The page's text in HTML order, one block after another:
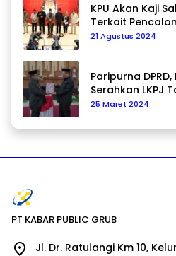
KPU Akan Kaji
Terkait
21 Agustus 2024
Paripurna
Serahkan LKPJ
25 Maret 2024
PT KABAR PUBLIC GRUB
Jl. Dr. Ratulangi Km 10,